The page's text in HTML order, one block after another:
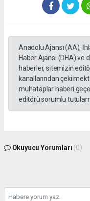
Anadolu Ajansı (AA),
Haber Ajansı (DHA)
haberler, sitemizin
kanallarından
muhataplar haberi
editörü sorumlu
Okuyucu Yorumları (0)